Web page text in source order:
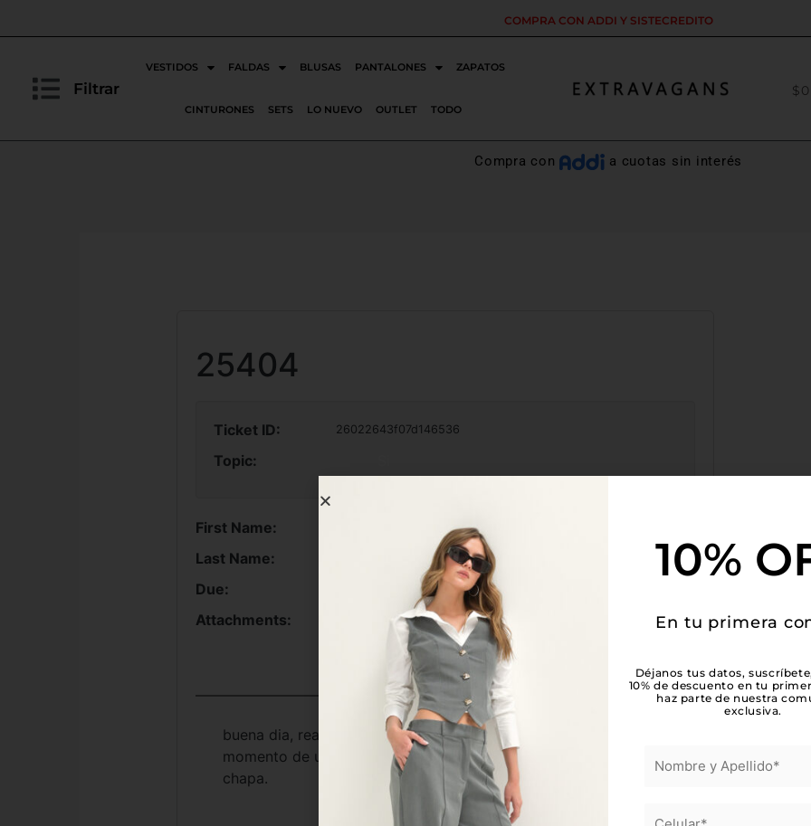
ENVÍOS GRATIS X COMPRAS DESDE 280.000
Filtrar
VESTIDOS FALDAS BLUSAS PANTALONES ZAPATOS
CINTURONES SETS LO NUEVO OUTLET TODO
$0
Compra con a cuotas sin interés
25404
Ticket ID: 26022643f07d146536
Topic:
First Name:
Ginna
Last Name:
Simbaqueba agudelo
Due:
Attachments:
buena dia, realice la compra de un vestido y un cinturón, y al
momento de usar el cinturón se desarmó toda la parte de la
chapa.
10%
En tu primera
Déjanos tus datos,
10% de descuento en tu
haz parte de nuestra
exclusiva.